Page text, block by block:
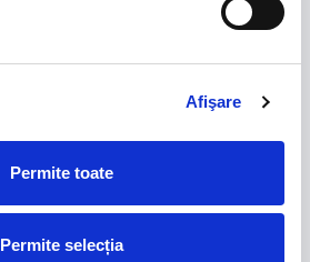
Afişare
Permite toate
Permite selecția